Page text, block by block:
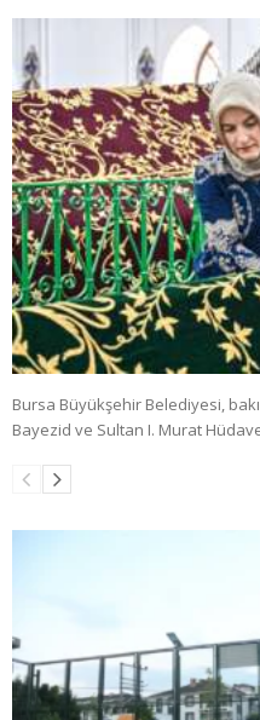
Bursa Büyükşehir Belediyesi,
Bayezid ve Sultan I. Murat